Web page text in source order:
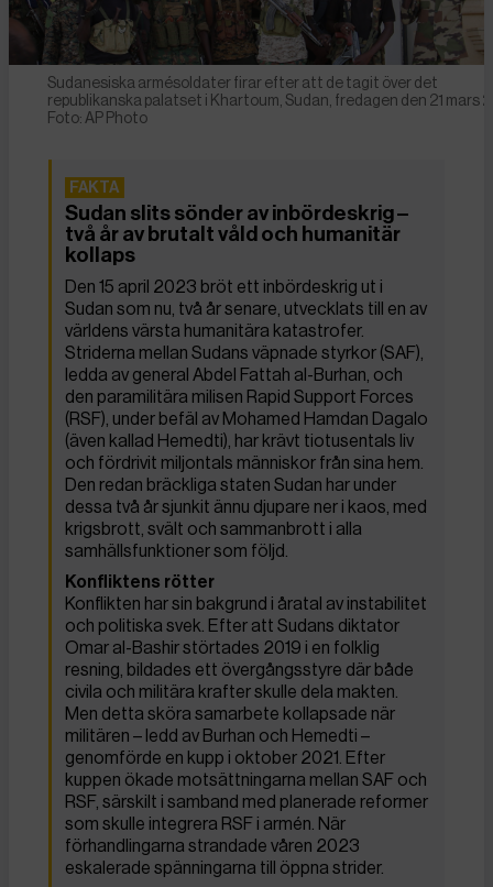
Sudanesiska armésoldater firar efter att de tagit över det
republikanska palatset i Khartoum, Sudan, fredagen den 21 mars
Foto: AP Photo
Sudan slits sönder av inbördeskrig –
två år av brutalt våld och humanitär
kollaps
Den 15 april 2023 bröt ett inbördeskrig ut i
Sudan som nu, två år senare, utvecklats till en av
världens värsta humanitära katastrofer.
Striderna mellan Sudans väpnade styrkor (SAF),
ledda av general Abdel Fattah al-Burhan, och
den paramilitära milisen Rapid Support Forces
(RSF), under befäl av Mohamed Hamdan Dagalo
(även kallad Hemedti), har krävt tiotusentals liv
och fördrivit miljontals människor från sina hem.
Den redan bräckliga staten Sudan har under
dessa två år sjunkit ännu djupare ner i kaos, med
krigsbrott, svält och sammanbrott i alla
samhällsfunktioner som följd.
Konfliktens rötter
Konflikten har sin bakgrund i åratal av instabilitet
och politiska svek. Efter att Sudans diktator
Omar al-Bashir störtades 2019 i en folklig
resning, bildades ett övergångsstyre där både
civila och militära krafter skulle dela makten.
Men detta sköra samarbete kollapsade när
militären – ledd av Burhan och Hemedti –
genomförde en kupp i oktober 2021. Efter
kuppen ökade motsättningarna mellan SAF och
RSF, särskilt i samband med planerade reformer
som skulle integrera RSF i armén. När
förhandlingarna strandade våren 2023
eskalerade spänningarna till öppna strider.